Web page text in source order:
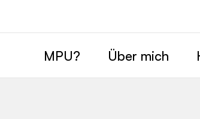
MPU? Über mich